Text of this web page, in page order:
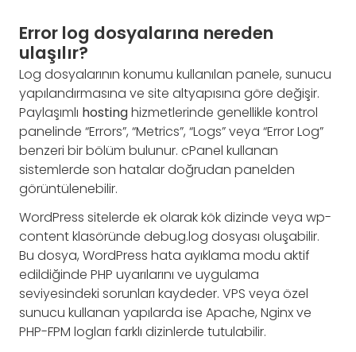
Error log dosyalarına nereden
ulaşılır?
Log dosyalarının konumu kullanılan panele, sunucu
yapılandırmasına ve site altyapısına göre değişir.
Paylaşımlı hostinghizmetlerinde genellikle kontrol
panelinde “Errors”, “Metrics”, “Logs” veya “Error Log”
benzeri bir bölüm bulunur. cPanel kullanan
sistemlerde son hatalar doğrudan panelden
görüntülenebilir.
WordPress sitelerde ek olarak kök dizinde veya wp-
content klasöründe debug.log dosyası oluşabilir.
Bu dosya, WordPress hata ayıklama modu aktif
edildiğinde PHP uyarılarını ve uygulama
seviyesindeki sorunları kaydeder. VPS veya özel
sunucu kullanan yapılarda ise Apache, Nginx ve
PHP-FPM logları farklı dizinlerde tutulabilir.